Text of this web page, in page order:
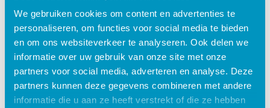
We gebruiken cookies om content en advertenties te
personaliseren, om functies voor social media te bieden
en om ons websiteverkeer te analyseren. Ook delen we
informatie over uw gebruik van onze site met onze
partners voor social media, adverteren en analyse. Deze
partners kunnen deze gegevens combineren met andere
informatie die u aan ze heeft verstrekt of die ze hebben